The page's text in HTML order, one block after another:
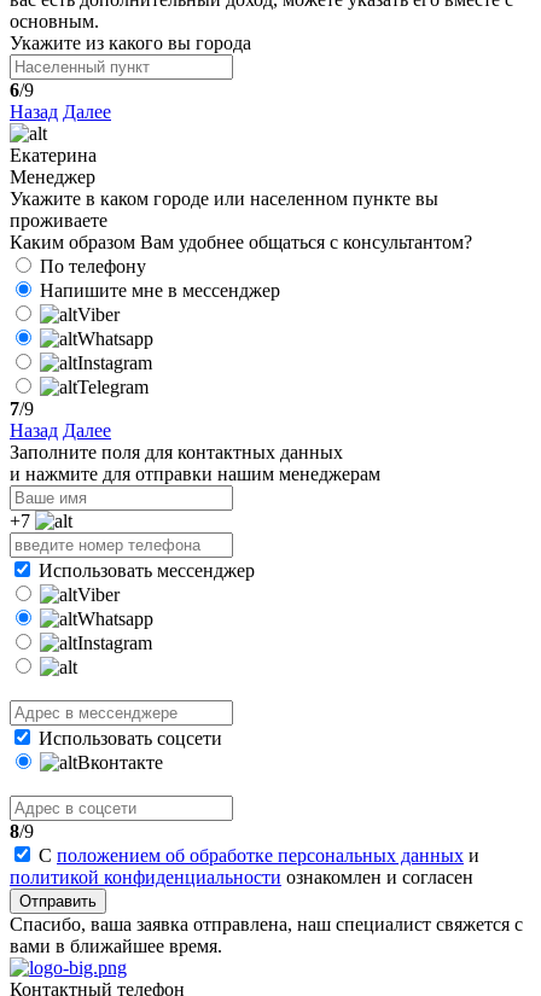
основным.
Укажите из какого вы города
6/9
Назад Далее
Екатерина
Менеджер
Укажите в каком городе или населенном пункте вы
проживаете
Каким образом Вам удобнее общаться с консультантом?
По телефону
Напишите мне в мессенджер
Viber
Whatsapp
Instagram
Telegram
7/9
Назад Далее
Заполните поля для контактных данных
и нажмите для отправки нашим менеджерам
+7
Использовать мессенджер
Viber
Whatsapp
Instagram
Использовать соцсети
Вконтакте
8/9
С положением об обработке персональных данных и
политикой конфиденциальности ознакомлен и согласен
Отправить
Спасибо, ваша заявка отправлена, наш специалист свяжется с
вами в ближайшее время.
Контактный телефон